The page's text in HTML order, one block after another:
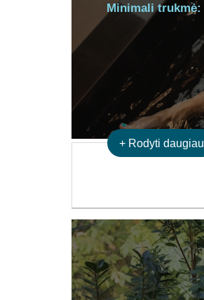
Minimali trukmė:
+ Rodyti daugiau